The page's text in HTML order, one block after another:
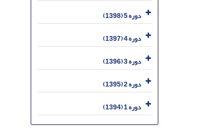
دوره 5 (1398)
دوره 4 (1397)
دوره 3 (1396)
دوره 2 (1395)
دوره 1 (1394)